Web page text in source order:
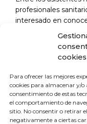
cookies
Para ofrecer las mejores
cookies para almacenar y/o
consentimiento de estas
el comportamiento de
sitio. No consentir o retirar
negativamente a ciertas
profesionales
interesado en
logros y
principales causas